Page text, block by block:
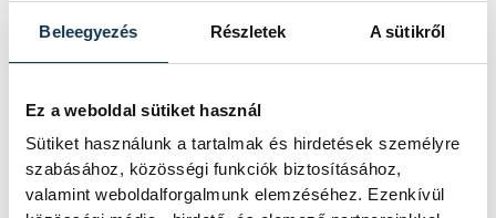
Beleegyezés Részletek A sütikről
Ez a weboldal sütiket használ
Sütiket használunk a tartalmak és hirdetések személyre
szabásához, közösségi funkciók biztosításához,
valamint weboldalforgalmunk elemzéséhez. Ezenkívül
TOVÁBBI CIKKEK